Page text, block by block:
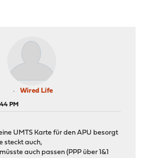
Wired Life
PM
UMTS Karte für den APU besorgt
steckt auch,
auch passen (PPP über 1&1